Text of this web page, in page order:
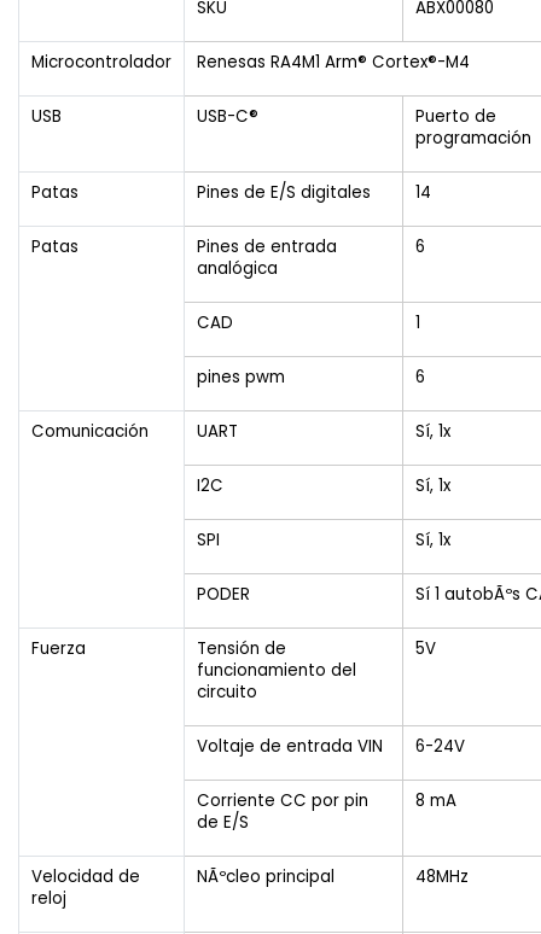
SKU ABX00080
Microcontrolador Renesas RA4M1 Arm® Cortex®-M4
USB USB-C®
Puerto de
programación
Patas Pines de E/S digitales 14
Patas
Pines de entrada
analógica
6
CAD 1
pines pwm 6
Comunicación UART Sí, 1x
I2C Sí, 1x
SPI Sí, 1x
PODER Sí 1 autobÃºs
Fuerza
Tensión de
funcionamiento del
circuito
5V
Voltaje de entrada VIN 6-24V
Corriente CC por pin
de E/S
8 mA
Velocidad de
reloj
NÃºcleo principal 48MHz